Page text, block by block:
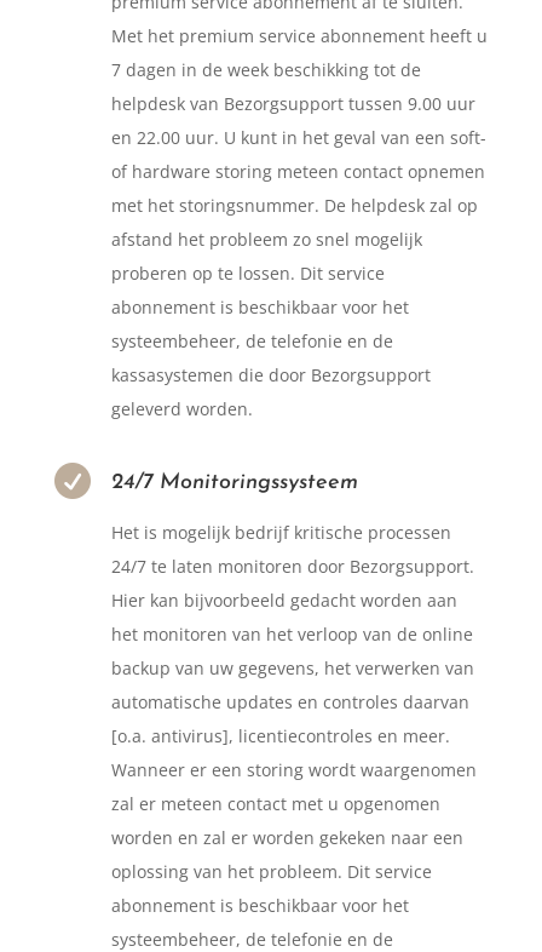
Met het premium service abonnement heeft u
7 dagen in de week beschikking tot de
helpdesk van Bezorgsupport tussen 9.00 uur
en 22.00 uur. U kunt in het geval van een soft-
of hardware storing meteen contact opnemen
met het storingsnummer. De helpdesk zal op
afstand het probleem zo snel mogelijk
proberen op te lossen. Dit service
abonnement is beschikbaar voor het
systeembeheer, de telefonie en de
kassasystemen die door Bezorgsupport
geleverd worden.
 24/7 Monitoringssysteem
Het is mogelijk bedrijf kritische processen
24/7 te laten monitoren door Bezorgsupport.
Hier kan bijvoorbeeld gedacht worden aan
het monitoren van het verloop van de online
backup van uw gegevens, het verwerken van
automatische updates en controles daarvan
[o.a. antivirus], licentiecontroles en meer.
Wanneer er een storing wordt waargenomen
zal er meteen contact met u opgenomen
worden en zal er worden gekeken naar een
oplossing van het probleem. Dit service
abonnement is beschikbaar voor het
systeembeheer, de telefonie en de